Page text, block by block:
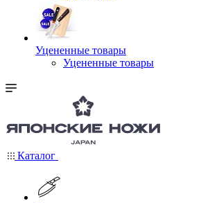
Уцененные товары
Уцененные товары
Каталог